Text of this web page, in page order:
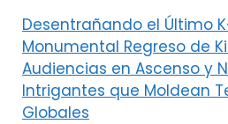
Desentrañando el Último
Monumental Regreso de
Audiencias en Ascenso y
Intrigantes que Moldean
Globales